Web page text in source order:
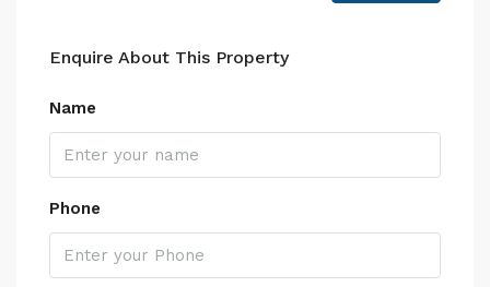
Enquire About This Property
Name
Phone